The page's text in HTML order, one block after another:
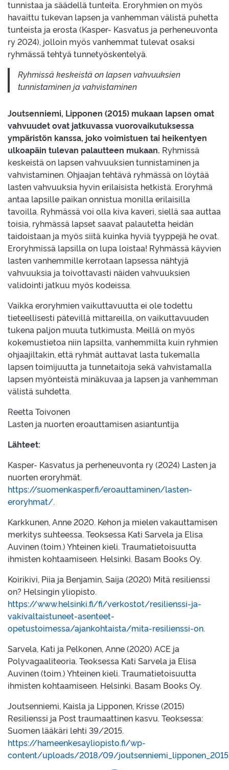
tunnistaa ja säädellä tunteita. Eroryhmien on myös
havaittu tukevan lapsen ja vanhemman välistä puhetta
tunteista ja erosta (Kasper- Kasvatus ja perheneuvonta
ry 2024), jolloin myös vanhemmat tulevat osaksi
ryhmässä tehtyä tunnetyöskentelyä.
Ryhmissä keskeistä on lapsen vahvuuksien
tunnistaminen ja vahvistaminen
Joutsenniemi, Lipponen (2015) mukaan lapsen omat
vahvuudet ovat jatkuvassa vuorovaikutuksessa
ympäristön kanssa, joko voimistuen tai heikentyen
ulkoapäin tulevan palautteen mukaan. Ryhmissä
keskeistä on lapsen vahvuuksien tunnistaminen ja
vahvistaminen. Ohjaajan tehtävä ryhmässä on löytää
lasten vahvuuksia hyvin erilaisista hetkistä. Eroryhmä
antaa lapsille paikan onnistua monilla erilaisilla
tavoilla. Ryhmässä voi olla kiva kaveri, siellä saa auttaa
toisia, ryhmässä lapset saavat palautetta heidän
taidoistaan ja myös siitä kuinka hyviä tyyppejä he ovat.
Eroryhmissä lapsilla on lupa loistaa! Ryhmässä käyvien
lasten vanhemmille kerrotaan lapsessa nähtyjä
vahvuuksia ja toivottavasti näiden vahvuuksien
validointi jatkuu myös kodeissa.
Vaikka eroryhmien vaikuttavuutta ei ole todettu
tieteellisesti pätevillä mittareilla, on vaikuttavuuden
tukena paljon muuta tutkimusta. Meillä on myös
kokemustietoa niin lapsilta, vanhemmilta kuin ryhmien
ohjaajiltakin, että ryhmät auttavat lasta tukemalla
lapsen toimijuutta ja tunnetaitoja sekä vahvistamalla
lapsen myönteistä minäkuvaa ja lapsen ja vanhemman
välistä suhdetta.
Reetta Toivonen
Lasten ja nuorten eroauttamisen asiantuntija
Lähteet:
Kasper- Kasvatus ja perheneuvonta ry (2024) Lasten ja
nuorten eroryhmät.
https://suomenkasper.fi/eroauttaminen/lasten-
eroryhmat/.
Karkkunen, Anne 2020. Kehon ja mielen vakauttamisen
merkitys suhteessa. Teoksessa Kati Sarvela ja Elisa
Auvinen (toim.) Yhteinen kieli. Traumatietoisuutta
ihmisten kohtaamiseen. Helsinki. Basam Books Oy.
Koirikivi, Piia ja Benjamin, Saija (2020) Mitä resilienssi
on? Helsingin yliopisto.
https://www.helsinki.fi/fi/verkostot/resilienssi-ja-
vakivaltaistuneet-asenteet-
opetustoimessa/ajankohtaista/mita-resilienssi-on.
Sarvela, Kati ja Pelkonen, Anne (2020) ACE ja
Polyvagaaliteoria. Teoksessa Kati Sarvela ja Elisa
Auvinen (toim.) Yhteinen kieli. Traumatietoisuutta
ihmisten kohtaamiseen. Helsinki. Basam Books Oy.
Joutsenniemi, Kaisla ja Lipponen, Krisse (2015)
Resilienssi ja Post traumaattinen kasvu. Teoksessa:
Suomen lääkäri lehti 39/2015.
https://hameenkesayliopisto.fi/wp-
content/uploads/2018/09/